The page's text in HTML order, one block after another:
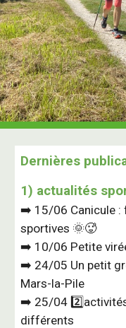
Dernières
1) actualités
➡️ 15/06 Canicule
sportives 🌞🥵
➡️ 10/06 Petite
➡️ 24/05 Un petit
Mars-la-Pile
➡️ 25/04
différents